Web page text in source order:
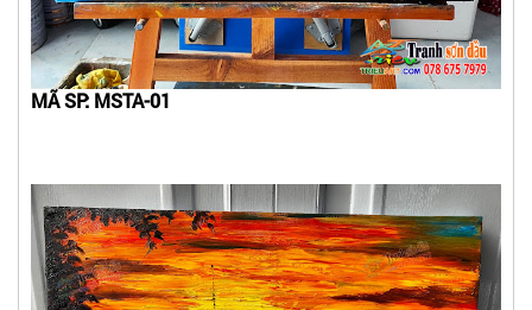
MÃ SP: MSTA-01